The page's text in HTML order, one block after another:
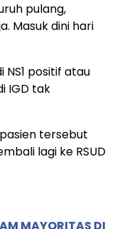
pulang,
Masuk dini hari
positif atau
IGD tak
tersebut
lagi ke RSUD